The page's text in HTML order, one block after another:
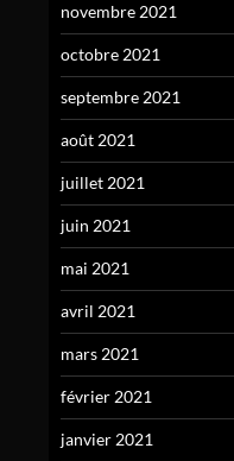
novembre 2021
octobre 2021
septembre 2021
août 2021
juillet 2021
juin 2021
mai 2021
avril 2021
mars 2021
février 2021
janvier 2021